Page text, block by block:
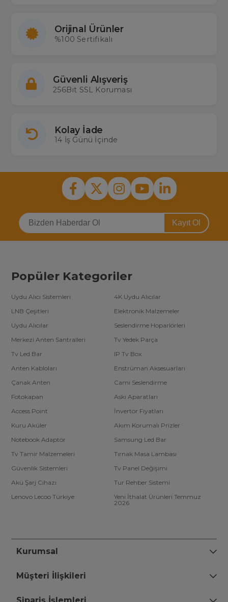
Orijinal Ürünler
%100 Sertifikalı
Güvenli Alışveriş
256Bit SSL Koruması
Kolay İade
14 İş Günü İçinde
Kayıt Ol
Popüler Kategoriler
Uydu Alıcı Sistemleri
4K Uydu Alıcılar
LNB Çeşitleri
Elektronik Malzemeler
Uydu Alıcılar
Seslendirme Hoparlörleri
Merkezi Anten Santralleri
Tv Yedek Parça
Tv Led Bar
IP Tv Box
Anten Kabloları
Enstrüman Aksesuarları
Çanak Anten
Cami Seslendirme
Fotokapan
Askı Aparatları
Access Point
İnvertör Fiyatları
Kuru Aküler
Akım Korumalı Prizler
Notebook Adaptör
Samsung Led Bar
Tv Tamir Malzemeleri
Tırnak Masa Lambası
Güvenlik Sistemleri
Tv Panel Değişimi
Akü Şarj Cihazı
Tur Rehber Sistemi
Lenovo Lecoo Türkiye
Yeni İthalat Ürünleri Temmuz
2026
Kurumsal
Müşteri İlişkileri